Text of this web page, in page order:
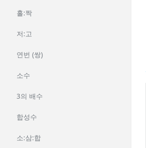
홀:짝
저:고
연번 (쌍)
소수
3의 배수
합성수
소:삼:합